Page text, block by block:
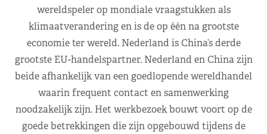
wereldspeler op mondiale vraagstukken als
klimaatverandering en is de op één na grootste
economie ter wereld. Nederland is China’s derde
grootste EU-handelspartner. Nederland en China zijn
beide afhankelijk van een goedlopende wereldhandel
waarin frequent contact en samenwerking
noodzakelijk zijn. Het werkbezoek bouwt voort op de
goede betrekkingen die zijn opgebouwd tijdens de